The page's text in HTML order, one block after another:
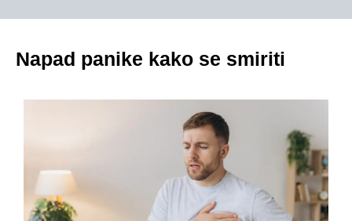
Napad panike kako se smiriti